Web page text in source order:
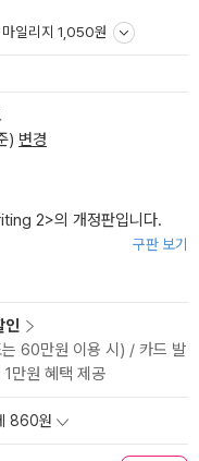
마일리지 1,050원
) 변경
2>의 개정판입니다.
구판 보기
인
60만원 이용 시) / 카드 발
만원 혜택 제공
860원